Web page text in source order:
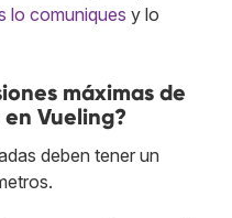
lo comuniques y lo
máximas de
Vueling?
deben tener un